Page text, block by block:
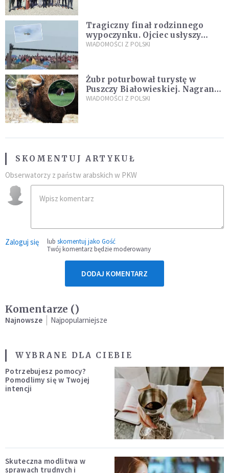
Tragiczny finał rodzinnego
wypoczynku. Ojciec usłyszy
zarzuty
WIADOMOŚCI Z POLSKI
Żubr poturbował turystę w
Puszczy Białowieskiej. Nagranie
daje do myślenia
WIADOMOŚCI Z POLSKI
SKOMENTUJ ARTYKUŁ
Obserwatorzy z państw arabskich w PKW
Zaloguj się lub skomentuj jako Gość
Twój komentarz będzie moderowany
DODAJ KOMENTARZ
Komentarze ()
Najnowsze Najpopularniejsze
WYBRANE DLA CIEBIE
Potrzebujesz pomocy?
Pomodlimy się w Twojej
intencji
Skuteczna modlitwa w
sprawach trudnych i